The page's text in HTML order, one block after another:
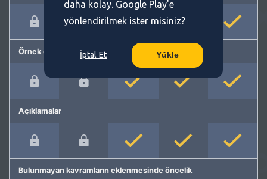
Örnek cümleler
Açıklamalar
Bulunmayan kavramların eklenmesinde öncelik
daha kolay. Google Play'e
yönlendirilmek ister misiniz?
İptal Et Yükle